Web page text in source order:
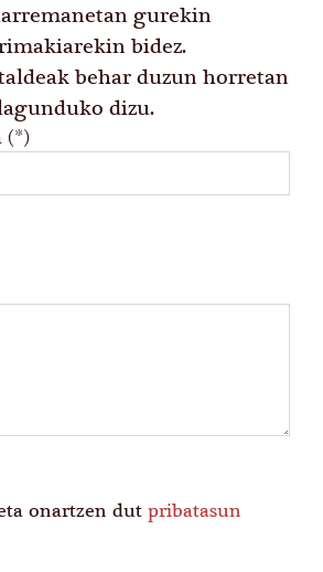
gurekin
bidez.
behar duzun horretan
dizu.
(*)
onartzen dut pribatasun